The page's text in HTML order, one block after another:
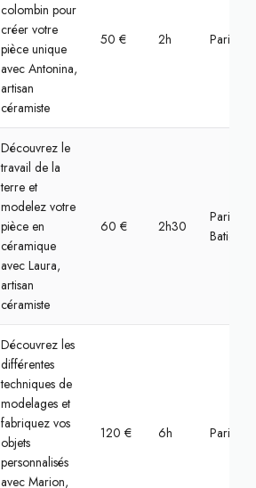
colombin pour
créer votre
pièce unique
avec Antonina,
artisan
céramiste
50 € 2h Paris,
Découvrez le
travail de la
terre et
modelez votre
pièce en
céramique
avec Laura,
artisan
céramiste
60 € 2h30
Paris,
Découvrez les
différentes
techniques de
modelages et
fabriquez vos
objets
personnalisés
avec Marion,
120 € 6h Paris,